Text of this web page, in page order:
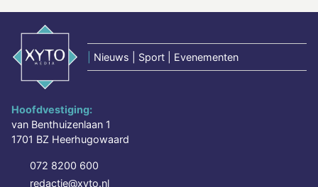
Nieuws | Sport | Evenementen
Hoofdvestiging:
van Benthuizenlaan 1
1701 BZ Heerhugowaard
072 8200 600
redactie@xyto.nl